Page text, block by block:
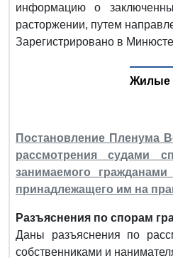
информацию о
расторжении, путем
Зарегистрировано в
Жилые
Постановление Пленума
рассмотрения судами
занимаемого
принадлежащего им на
Разъяснения по спорам
Даны разъяснения по
собственниками и